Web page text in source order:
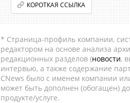
КОРОТКАЯ ССЫЛКА
* Страница-профиль компании,
редактором на основе анализа
редакционных разделов (новости,
интервью, а также содержание
CNews было с именем компании
может быть дополнен (обогащен)
продукте/услуге.